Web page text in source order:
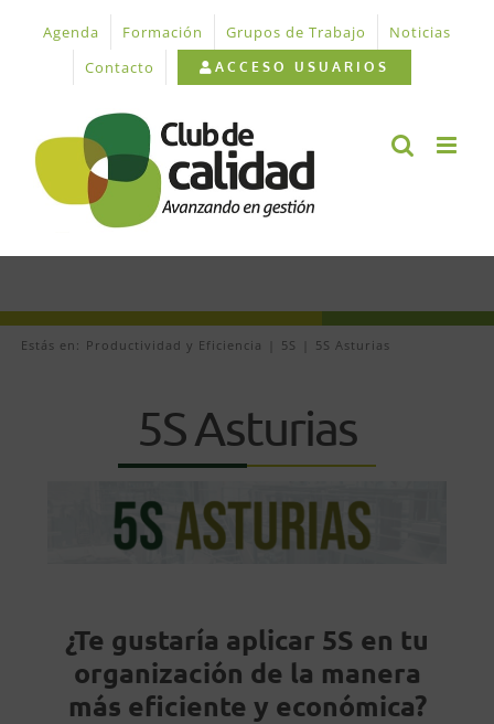
contenido
Agenda Formación Grupos de Trabajo
Noticias
Contacto
ACCESO USUARIOS
Estás en: Productividad y Eficiencia 5S 5S Asturias
5S Asturias
¿Te gustaría aplicar 5S en tu
organización de la manera
más eficiente y económica?